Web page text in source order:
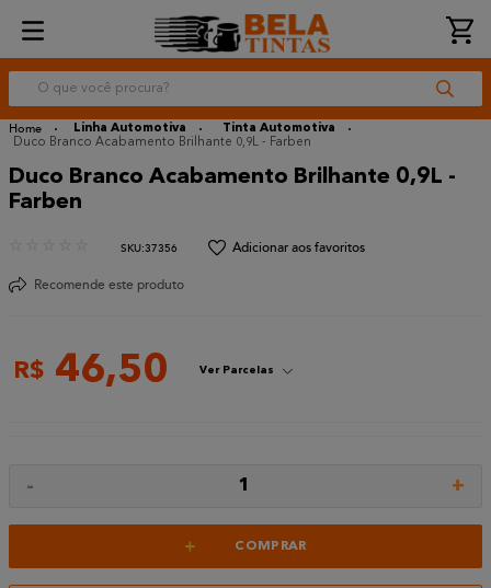
O que você procura?
Linha Automotiva
Tinta Automotiva
Duco Branco Acabamento Brilhante 0,9L - Farben
Duco Branco Acabamento Brilhante 0,9L -
Farben
:37356
Recomende este produto
R$ 46,50 Ver Parcelas
- 1 +
+ COMPRAR